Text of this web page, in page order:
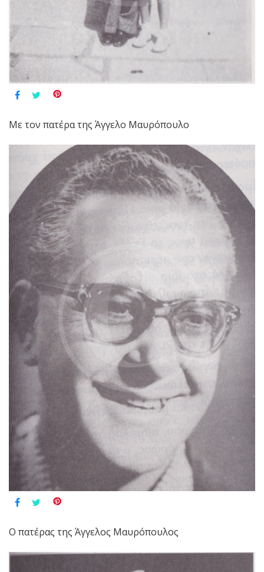
Με τον πατέρα της Άγγελο Μαυρόπουλο
Ο πατέρας της Άγγελος Μαυρόπουλος